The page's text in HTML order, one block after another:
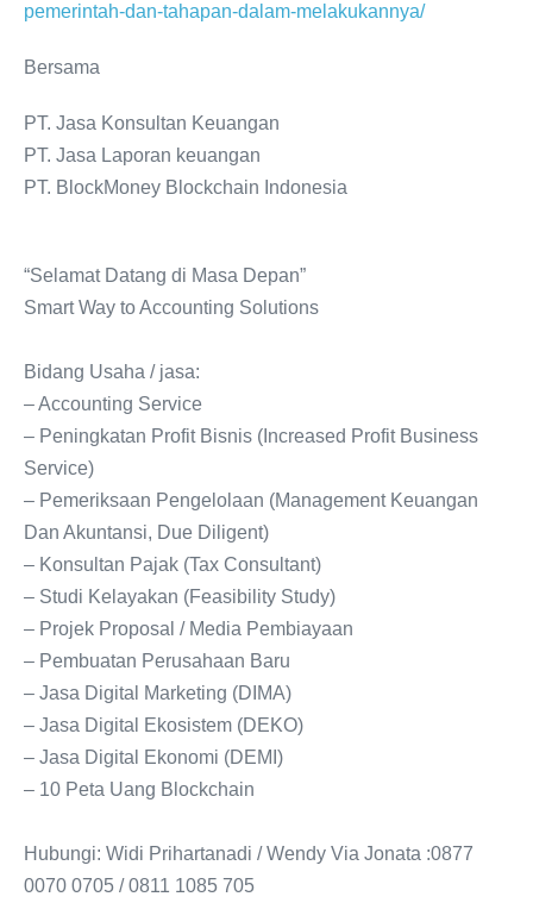
pemerintah-dan-tahapan-dalam-melakukannya/
Bersama
PT. Jasa Konsultan Keuangan
PT. Jasa Laporan keuangan
PT. BlockMoney Blockchain Indonesia
“Selamat Datang di Masa Depan”
Smart Way to Accounting Solutions
Bidang Usaha / jasa:
– Accounting Service
– Peningkatan Profit Bisnis (Increased Profit Business
Service)
– Pemeriksaan Pengelolaan (Management Keuangan
Dan Akuntansi, Due Diligent)
– Konsultan Pajak (Tax Consultant)
– Studi Kelayakan (Feasibility Study)
– Projek Proposal / Media Pembiayaan
– Pembuatan Perusahaan Baru
– Jasa Digital Marketing (DIMA)
– Jasa Digital Ekosistem (DEKO)
– Jasa Digital Ekonomi (DEMI)
– 10 Peta Uang Blockchain
Hubungi: Widi Prihartanadi / Wendy Via Jonata :0877
0070 0705 / 0811 1085 705